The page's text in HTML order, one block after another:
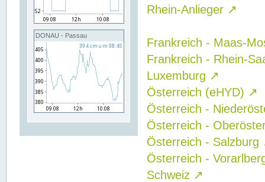
DONAU - Passau
Rhein-Anlieger ↗
Frankreich - Maas-
Frankreich - Rhein-
Luxemburg ↗
Österreich (eHYD) ↗
Österreich -
Österreich -
Österreich - Salzburg
Österreich -
Schweiz ↗